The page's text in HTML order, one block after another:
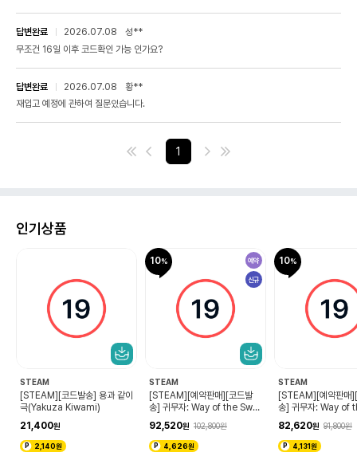
디테일을 향한 집착이 생명을 불어넣는다
【ACTION】야구다운 움직임을 추구
답변완료 2026.07.08
성**
무조건 16일 이후 코드확인 가능 인가요?
답변완료 2026.07.08
황**
재입고 예정에 관하여 질문있습니다.
1
인기상품
STEAM
[STEAM][코드발송] 용과 같이
극(Yakuza Kiwami)
21,400
2,140원
10 예약
신규
STEAM
[STEAM][예약판매][코드발
송] 귀무자: Way of the Swor
d 프리미엄 디럭스 에디션(9/4
코드확인 가능)
92,520 102,800
4,626원
10
STEAM
[STEAM][예약판매
송] 귀무자: Way of
d 디럭스 에디션(9/4
가능)
82,620 91,800
4,131원